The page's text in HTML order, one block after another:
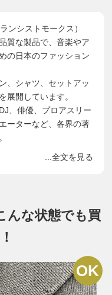
ンシストモークス）
質な製品で、音楽やア
の日本のファッション
、シャツ、セットアッ
展開しています。
、俳優、プロアスリー
ーターなど、各界の著
ークスを買取強化して
ひお気軽にご利用くだ
...全文を見る
んな状態でも買